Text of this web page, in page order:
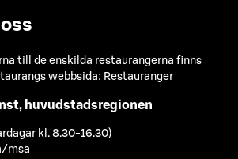
till de enskilda restaurangerna finns
webbsida: Restauranger
huvudstadsregionen
kl. 8.30-16.30)
msa